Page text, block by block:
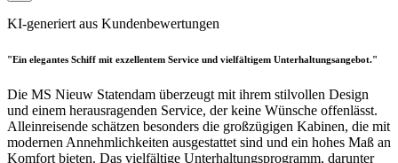
KI-generiert aus Kundenbewertungen
"Ein elegantes Schiff mit exzellentem Service und vielfältigem Unterhaltungsangebot."
Die MS Nieuw Statendam überzeugt mit ihrem stilvollen Design
und einem herausragenden Service, der keine Wünsche offenlässt.
Alleinreisende schätzen besonders die großzügigen Kabinen, die mit
modernen Annehmlichkeiten ausgestattet sind und ein hohes Maß an
Komfort bieten. Das vielfältige Unterhaltungsprogramm, darunter